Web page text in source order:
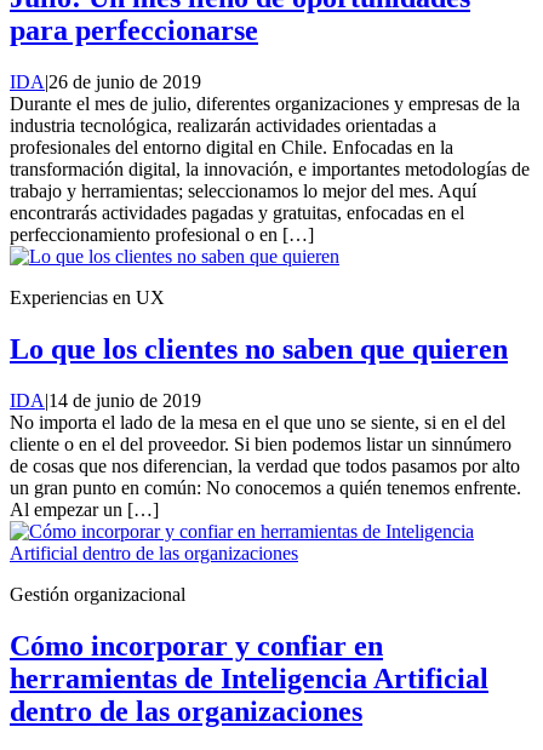
para perfeccionarse
IDA|26 de junio de 2019
Durante el mes de julio, diferentes organizaciones y empresas de la
industria tecnológica, realizarán actividades orientadas a
profesionales del entorno digital en Chile. Enfocadas en la
transformación digital, la innovación, e importantes metodologías de
trabajo y herramientas; seleccionamos lo mejor del mes. Aquí
encontrarás actividades pagadas y gratuitas, enfocadas en el
perfeccionamiento profesional o en […]
Experiencias en UX
Lo que los clientes no saben que quieren
IDA|14 de junio de 2019
No importa el lado de la mesa en el que uno se siente, si en el del
cliente o en el del proveedor. Si bien podemos listar un sinnúmero
de cosas que nos diferencian, la verdad que todos pasamos por alto
un gran punto en común: No conocemos a quién tenemos enfrente.
Al empezar un […]
Gestión organizacional
Cómo incorporar y confiar en
herramientas de Inteligencia Artificial
dentro de las organizaciones